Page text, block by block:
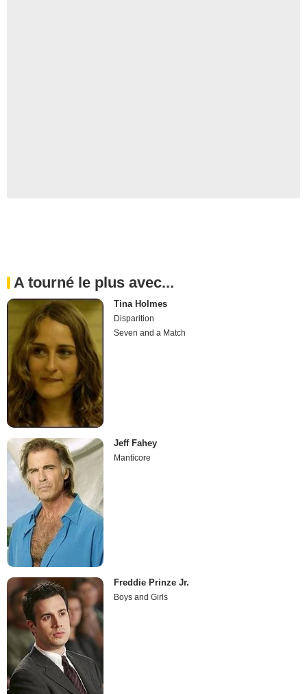
A tourné le plus avec...
Tina Holmes
Disparition
Seven and a Match
Jeff Fahey
Manticore
Freddie Prinze Jr.
Boys and Girls